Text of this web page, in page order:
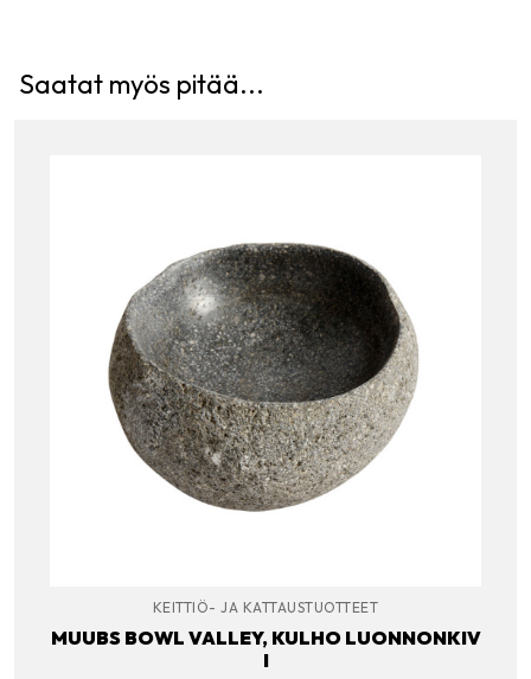
Saatat myös pitää...
KEITTIÖ- JA KATTAUSTUOTTEET
MUUBS BOWL VALLEY, KULHO LUONNONKIV
I